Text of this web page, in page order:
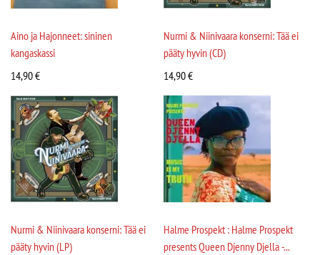
Aino ja Hajonneet: sininen
kangaskassi
14,90€
Nurmi & Niinivaara konserni: Tää ei
pääty hyvin (CD)
14,90€
Nurmi & Niinivaara konserni: Tää ei
pääty hyvin (LP)
Halme Prospekt : Halme Prospekt
presents Queen Djenny Djella -...